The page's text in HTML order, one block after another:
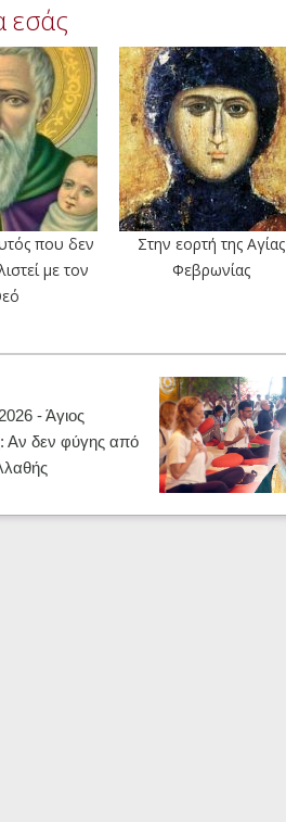
εσάς
που δεν
με τον
Στην εορτή της Αγίας
Φεβρωνίας
- Άγιος
Αν δεν φύγης από